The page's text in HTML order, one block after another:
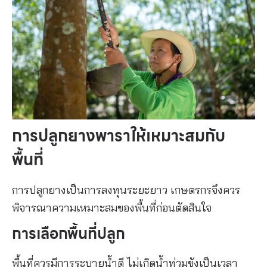
การปลูกยางพาราให้เหมาะสมกับ
พื้นที่
การปลูกยางเป็นการลงทุนระยะยาว เกษตรกรจึงควร
พิจารณาความเหมาะสมของพื้นที่ก่อนตัดสินใจ
การเลือกพื้นที่ปลูก
พื้นที่ควรมีการระบายน้ำดี ไม่เกิดน้ำท่วมขังเป็นเวลา